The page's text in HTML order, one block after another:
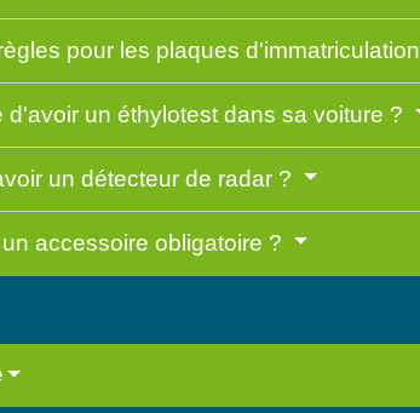
pour les plaques
d'avoir un éthylotest dans sa voiture ?
un détecteur de radar ?
accessoire obligatoire ?